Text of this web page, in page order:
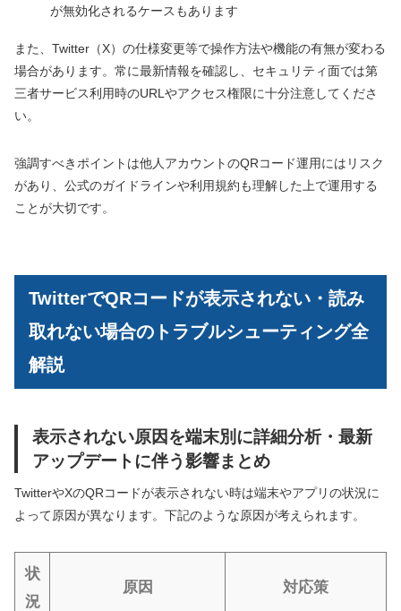
が無効化されるケースもあります
また、Twitter（X）の仕様変更等で操作方法や機能の有無が変わる
場合があります。常に最新情報を確認し、セキュリティ面では第
三者サービス利用時のURLやアクセス権限に十分注意してくださ
い。
強調すべきポイントは他人アカウントのQRコード運用にはリスク
があり、公式のガイドラインや利用規約も理解した上で運用する
ことが大切です。
TwitterでQRコードが表示されない・読み
取れない場合のトラブルシューティング全
解説
表示されない原因を端末別に詳細分析・最新
アップデートに伴う影響まとめ
TwitterやXのQRコードが表示されない時は端末やアプリの状況に
よって原因が異なります。下記のような原因が考えられます。
状
況
原因 対応策